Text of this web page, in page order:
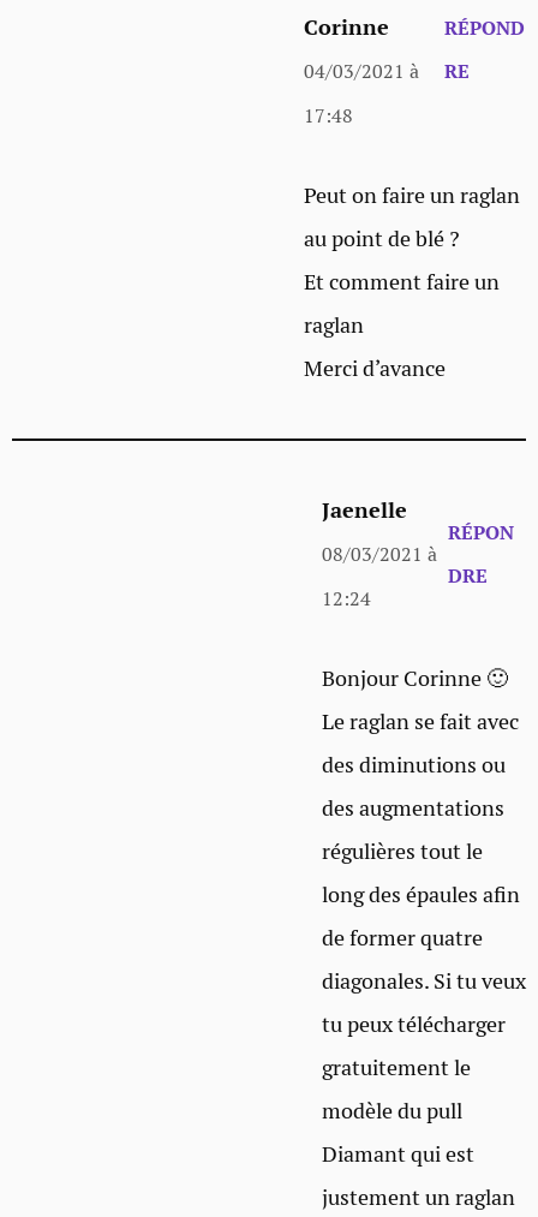
Corinne
04/03/2021 à
17:48
RÉPOND
RE
Peut on faire un raglan
au point de blé ?
Et comment faire un
raglan
Merci d’avance
Jaenelle
08/03/2021 à
12:24
RÉPON
DRE
Bonjour Corinne 🙂
Le raglan se fait avec
des diminutions ou
des augmentations
régulières tout le
long des épaules afin
de former quatre
diagonales. Si tu veux
tu peux télécharger
gratuitement le
modèle du pull
Diamant qui est
justement un raglan